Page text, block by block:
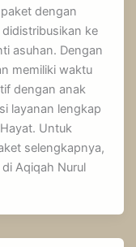
dengan
ke
asuhan. Dengan
memiliki waktu
dengan anak
layanan lengkap
Untuk
selengkapnya,
Aqiqah Nurul